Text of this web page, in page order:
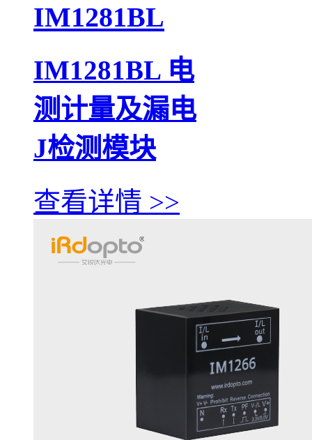
IM1281BL
IM1281BL 电
测计量及漏电
J检测模块
查看详情 >>